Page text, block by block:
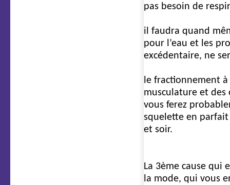
pas besoin de
il faudra quand
pour l’eau et les
excédentaire, ne
le fractionnement
musculature et des
vous ferez
squelette en
et soir.
La 3ème cause qui
la mode, qui vous